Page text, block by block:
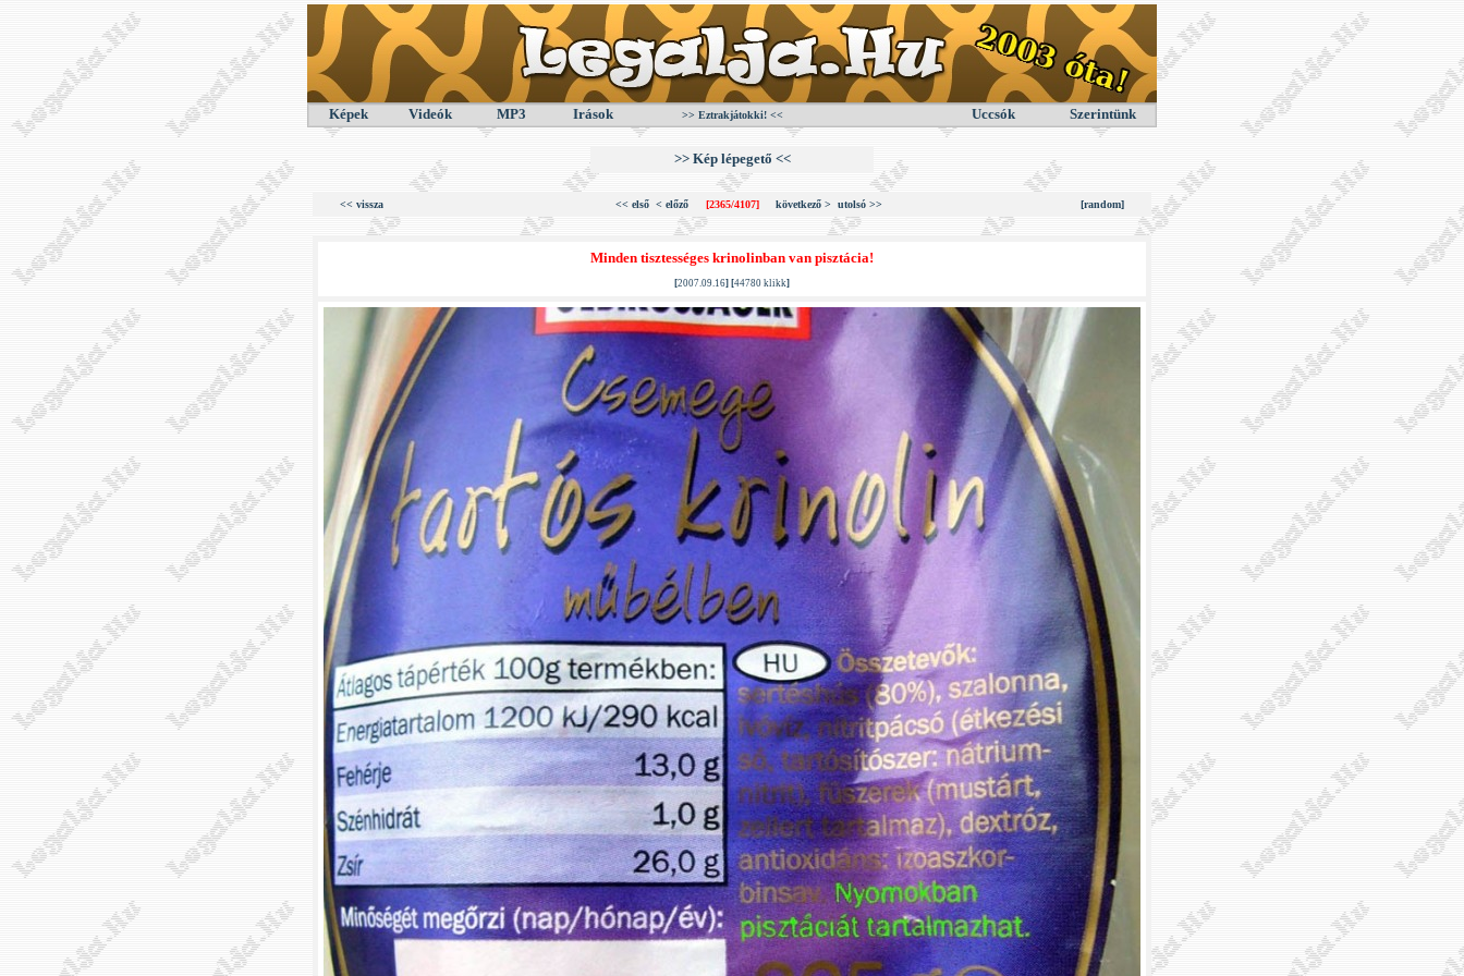
Képek Videók MP3 Irások >> Eztrakjátokki! << Uccsók Szerintünk
>> Kép lépegető <<
<< vissza << első < előző [2365/4107] következő > utolsó >> [random]
Minden tisztességes krinolinban van pisztácia!
[2007.09.16] [44780 klikk]